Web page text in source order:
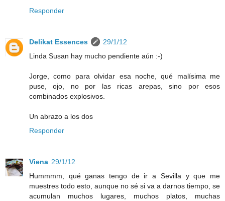
Responder
Delikat Essences
29/1/12
Linda Susan hay mucho pendiente aún :-)
Jorge, como para olvidar esa noche, qué malísima me
puse, ojo, no por las ricas arepas, sino por esos
combinados explosivos.
Un abrazo a los dos
Responder
Viena 29/1/12
Hummmm, qué ganas tengo de ir a Sevilla y que me
muestres todo esto, aunque no sé si va a darnos tiempo, se
acumulan muchos lugares, muchos platos, muchas